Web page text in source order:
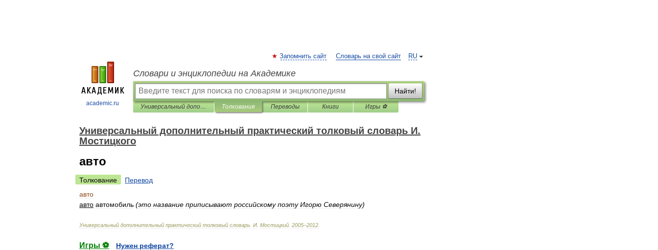
academic.ru
RU
Запомнить сайт Словарь на свой сайт
Словари и энциклопедии на Академике
Найти!
Универсальный дополнительный практический толковый словарь И. Мостицкого Толкования Переводы Книги Игры ⚽
Универсальный дополнительный практический толковый словарь И.
Мостицкого
авто
Толкование
Перевод
авто
авто автомобиль (это название приписывают российскому поэту Игорю Северянину)
Универсальный дополнительный практический толковый словарь И Мостицкий 2005–2012
Игры ⚽
Нужен реферат?